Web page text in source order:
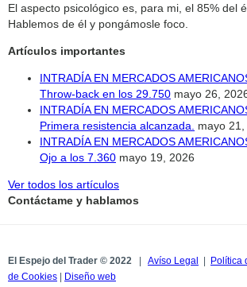
El aspecto psicológico es, para mi, el 85% del
Hablemos de él y pongámosle foco.
Artículos importantes
INTRADÍA EN MERCADOS
Throw-back en los 29.750 mayo 26,
INTRADÍA EN MERCADOS
Primera resistencia alcanzada.
mayo 21,
INTRADÍA EN MERCADOS
Ojo a los 7.360 mayo 19, 2026
Ver todos los artículos
Contáctame y hablamos
El Espejo del Trader © 2022 Avíso Legal Política
de Cookies
Diseño web